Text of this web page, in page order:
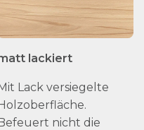
lackiert
Lack versiegelte
nicht die